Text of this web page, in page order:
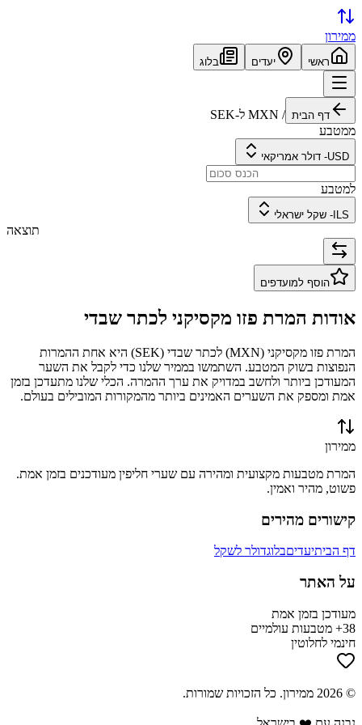
ממירון
ראשי יעדים בלוג
דף הבית /
MXN ל-SEK
ממטבע
USD
- דולר אמריקאי
למטבע
ILS
- שקל ישראלי
תוצאה
הוסף למועדפים
אודות המרת פזו מקסיקני לכתר שבדי
המרת פזו מקסיקני (
MXN) לכתר שבדי (
SEK) היא אחת ההמרות
הנפוצות בשוק המטבע. השתמשו בממיר שלנו כדי לקבל את השער
המעודכן ביותר ולחשב במדויק את ערך ההמרה. הכלי שלנו מתעדכן בזמן
אמת ומספק את השערים האמינים ביותר מהמקורות המובילים בעולם.
ממירון
המרת מטבעות מקצועית ומהירה עם שערי חליפין מעודכנים בזמן אמת.
פשוט, מהיר ואמין.
קישורים מהירים
דף הביתיעדיםבלוגדולר לשקל
על האתר
מעודכן בזמן אמת
38+ מטבעות עולמיים
חינמי לחלוטין
©
2026 ממירון. כל הזכויות שמורות.